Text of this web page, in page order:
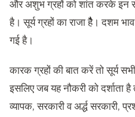
और अशुभ ग्रहों को शांत करके इन
है। सूर्य ग्रहों का राजा हैैै। दशम
गई है।
कारक ग्रहों की बात करें तो सूर्य
इसलिए जब यह नौकरी को दर्शाता
व्यापक, सरकारी व अर्द्ध सरकारी,